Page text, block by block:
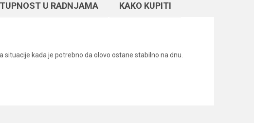
U RADNJAMA KAKO KUPITI
kada je potrebno da olovo ostane stabilno na dnu.